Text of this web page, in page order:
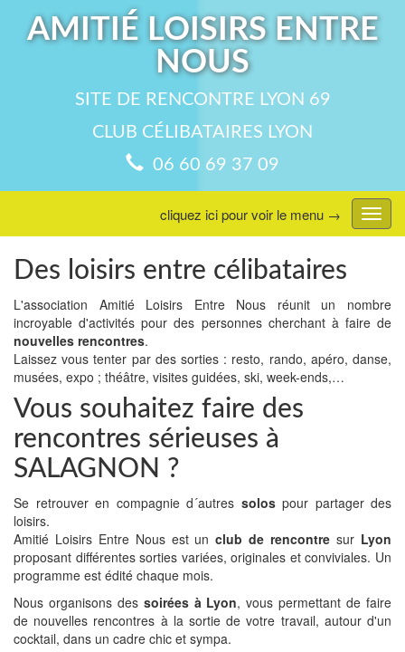
AMITIÉ LOISIRS ENTRE
NOUS
SITE DE RENCONTRE LYON 69
CLUB CÉLIBATAIRES LYON
06 60 69 37 09
menu
cliquez ici pour voir le menu →
Des loisirs entre célibataires
L'association Amitié Loisirs Entre Nous réunit un nombre
incroyable d'activités pour des personnes cherchant à faire de
nouvelles rencontres.
Laissez vous tenter par des sorties : resto, rando, apéro, danse,
musées, expo ; théâtre, visites guidées, ski, week-ends,…
Vous souhaitez faire des
rencontres sérieuses à
SALAGNON ?
Se retrouver en compagnie d´autres solospour partager des
loisirs.
Amitié Loisirs Entre Nous est unclub de rencontre sur Lyon
proposant différentes sorties variées, originales et conviviales. Un
programme est édité chaque mois.
Nous organisons des soirées à Lyon, vous permettant de faire
de nouvelles rencontres à la sortie de votre travail, autour d'un
cocktail, dans un cadre chic et sympa.